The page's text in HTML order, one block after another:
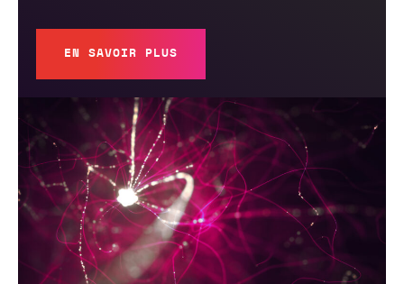
EN SAVOIR PLUS